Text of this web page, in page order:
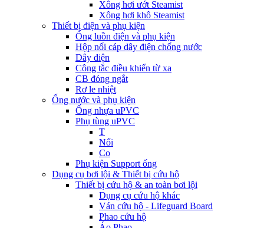
Xông hơi ướt Steamist
Xông hơi khô Steamist
Thiết bị điện và phụ kiện
Ống luồn điện và phụ kiện
Hộp nối cáp dây điện chống nước
Dây điện
Công tắc điều khiển từ xa
CB đóng ngắt
Rơ le nhiệt
Ống nước và phụ kiện
Ống nhựa uPVC
Phụ tùng uPVC
T
Nối
Co
Phụ kiện Support ống
Dụng cụ bơi lội & Thiết bị cứu hộ
Thiết bị cứu hộ & an toàn bơi lội
Dụng cụ cứu hộ khác
Ván cứu hộ - Lifeguard Board
Phao cứu hộ